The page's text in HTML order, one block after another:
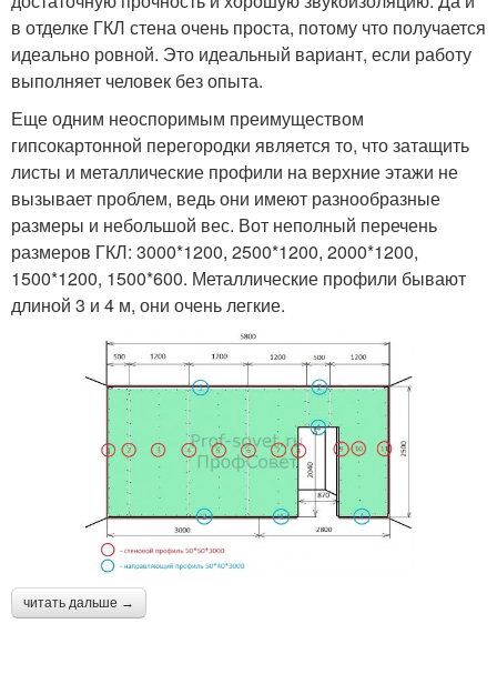
в отделке ГКЛ стена очень проста, потому что получается
идеально ровной. Это идеальный вариант, если работу
выполняет человек без опыта.
Еще одним неоспоримым преимуществом
гипсокартонной перегородки является то, что затащить
листы и металлические профили на верхние этажи не
вызывает проблем, ведь они имеют разнообразные
размеры и небольшой вес. Вот неполный перечень
размеров ГКЛ: 3000*1200, 2500*1200, 2000*1200,
1500*1200, 1500*600. Металлические профили бывают
длиной 3 и 4 м, они очень легкие.
читать дальше →